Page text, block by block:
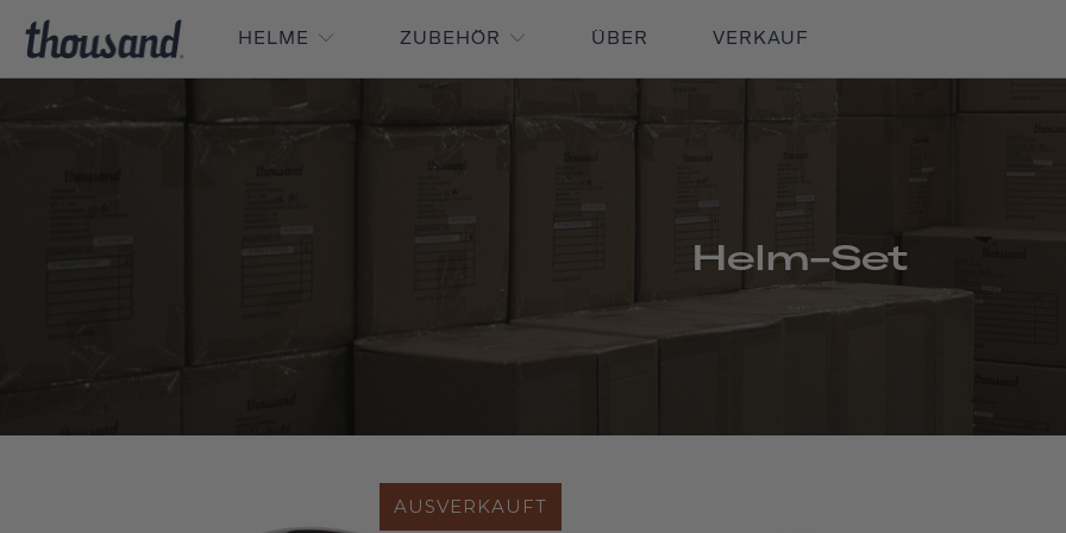
HELME ZUBEHÖR ÜBER VERKAUF
Helm-Set
AUSVERKAUFT